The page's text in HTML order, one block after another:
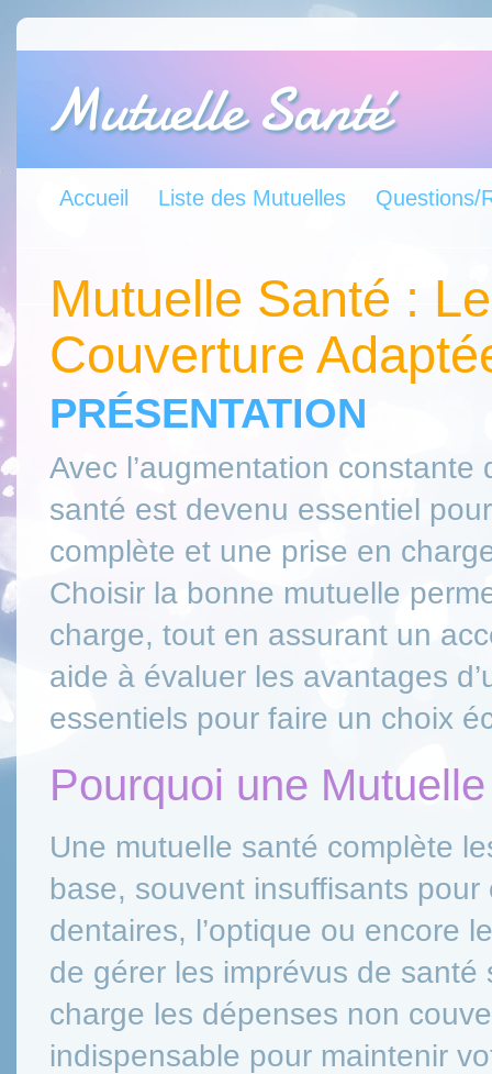
Mutuelle Santé
Accueil Liste des Mutuelles Questions/
Mutuelle Santé :
Couverture
PRÉSENTATION
Avec l’augmentation
santé est devenu essentiel
complète et une prise en
Choisir la bonne mutuelle
charge, tout en assurant un
aide à évaluer les avantages
essentiels pour faire un choix
Pourquoi une
Une mutuelle santé complète
base, souvent insuffisants
dentaires, l’optique ou encore
de gérer les imprévus de
charge les dépenses non
indispensable pour maintenir